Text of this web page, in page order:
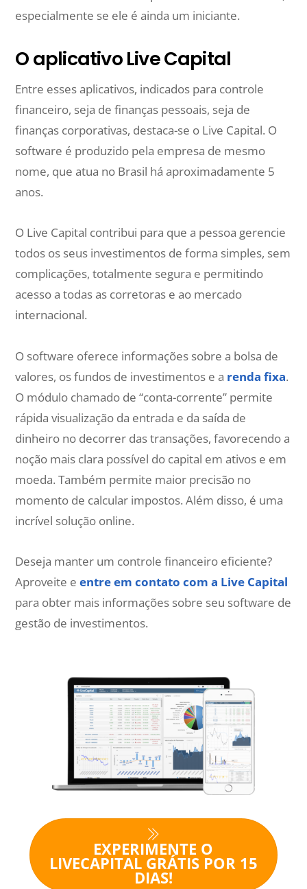
especialmente se ele é ainda um iniciante.
O aplicativo Live Capital
Entre esses aplicativos, indicados para controle
financeiro, seja de finanças pessoais, seja de
finanças corporativas, destaca-se o Live Capital. O
software é produzido pela empresa de mesmo
nome, que atua no Brasil há aproximadamente 5
anos.
O Live Capital contribui para que a pessoa gerencie
todos os seus investimentos de forma simples, sem
complicações, totalmente segura e permitindo
acesso a todas as corretoras e ao mercado
internacional.
O software oferece informações sobre a bolsa de
valores, os fundos de investimentos e a renda fixa.
O módulo chamado de “conta-corrente” permite
rápida visualização da entrada e da saída de
dinheiro no decorrer das transações, favorecendo a
noção mais clara possível do capital em ativos e em
moeda. Também permite maior precisão no
momento de calcular impostos. Além disso, é uma
incrível solução online.
Deseja manter um controle financeiro eficiente?
Aproveite eentre em contato com a Live Capital
para obter mais informações sobre seu software de
gestão de investimentos.
EXPERIMENTE O
LIVECAPITAL GRÁTIS POR 15
DIAS!